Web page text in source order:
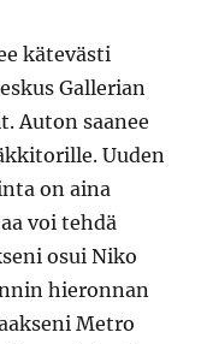
kätevästi
Gallerian
Auton saanee
Uuden
on aina
voi tehdä
osui Niko
hieronnan
Metro